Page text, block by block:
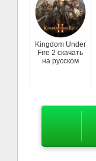
Kingdom Under
Fire 2 скачать
на русском